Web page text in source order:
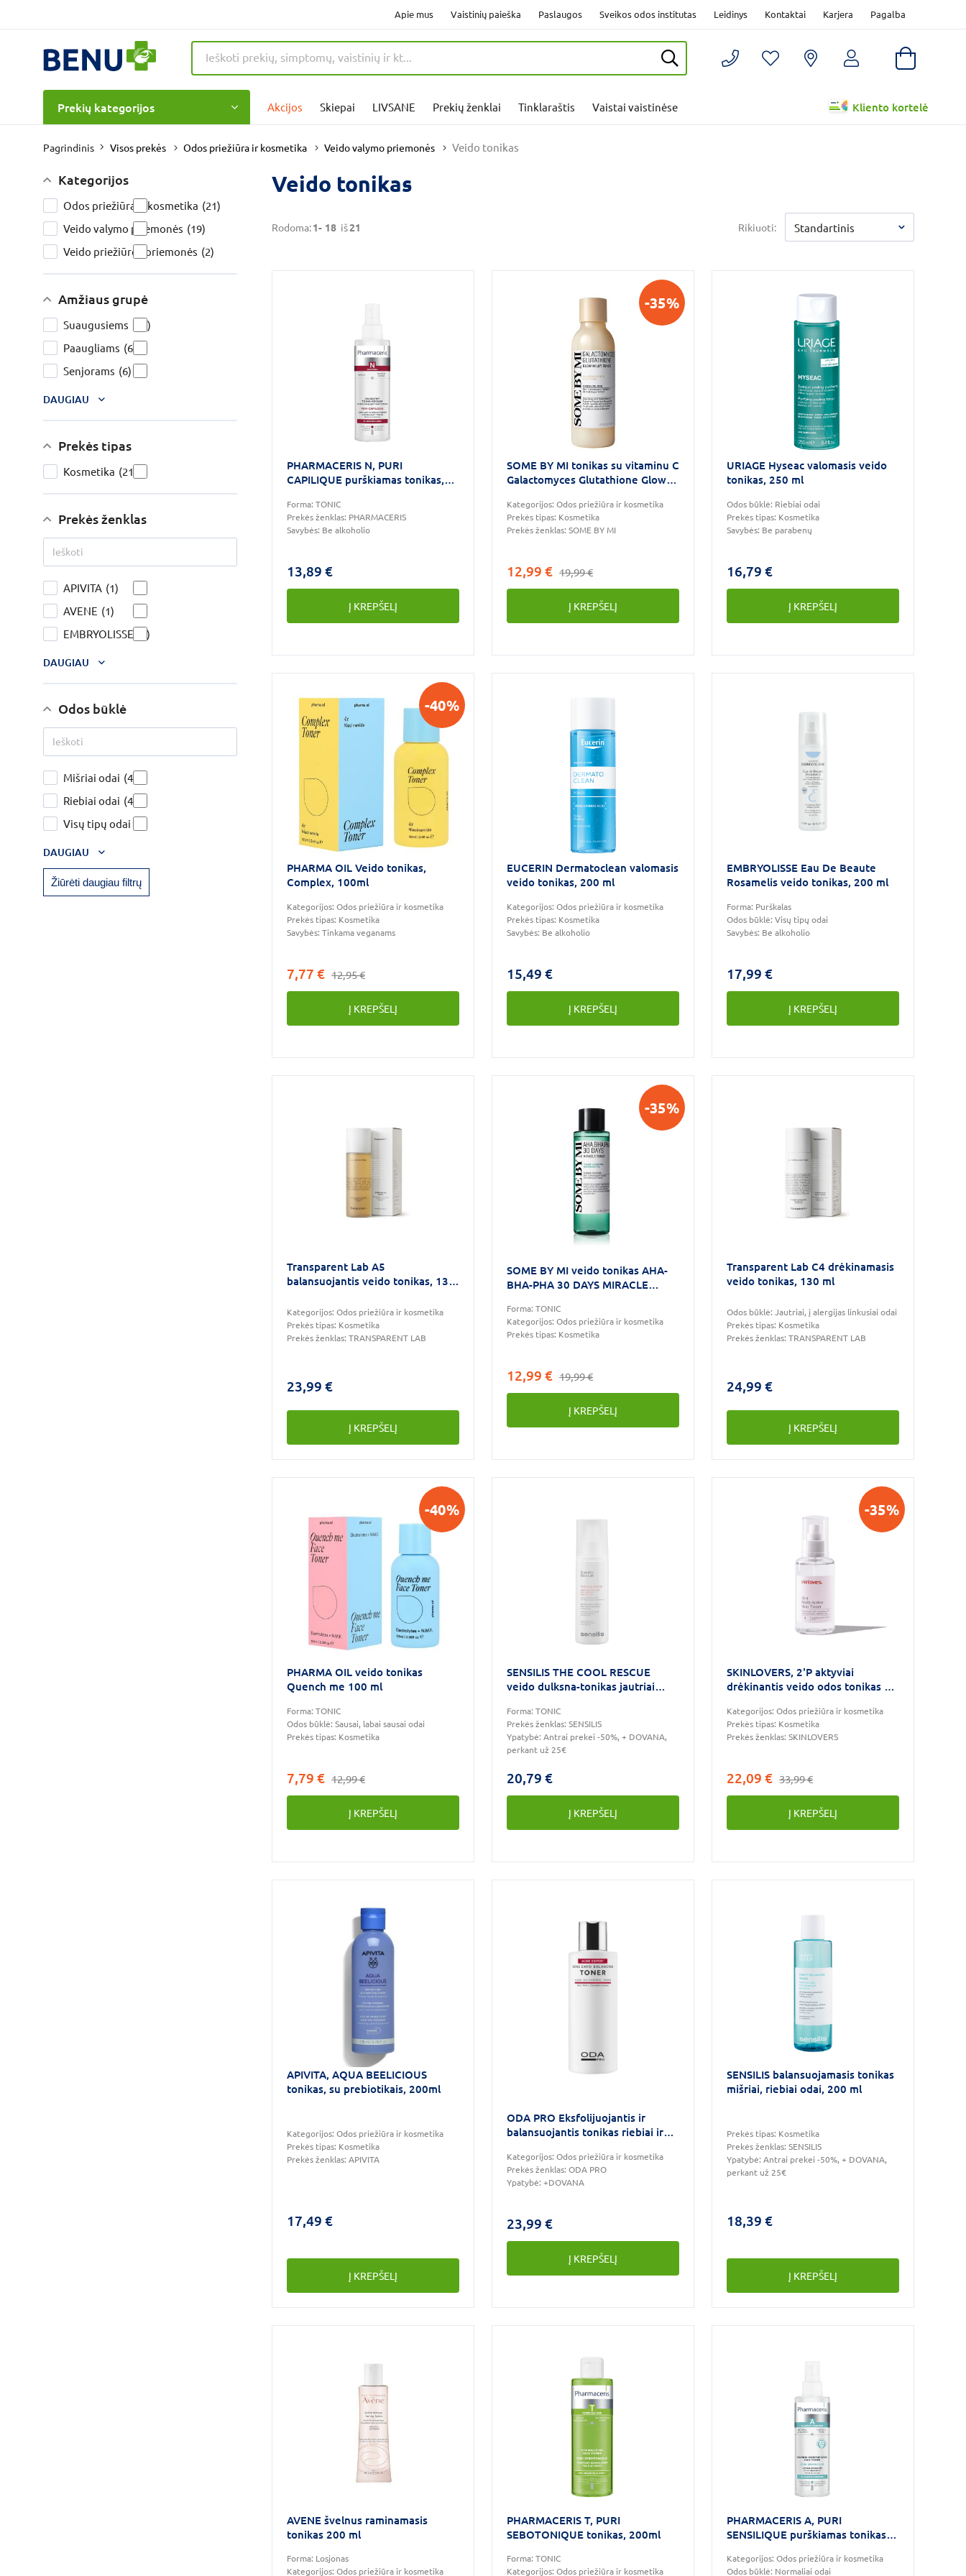
Apie mus Vaistinių paieška Paslaugos Sveikos odos institutas Leidinys Kontaktai Karjera Pagalba
Prekių kategorijos Akcijos Skiepai LIVSANE Prekių ženklai Tinklaraštis Vaistai vaistinėse Kliento kortelė
Pagrindinis Visos prekės Odos priežiūra ir kosmetika Veido valymo priemonės Veido tonikas
Kategorijos
Odos priežiūra ir kosmetika (21)
Veido valymo priemonės (19)
Veido priežiūros priemonės (2)
Amžiaus grupė
Suaugusiems (13)
Paaugliams (6)
Senjorams (6)
DAUGIAU
Prekės tipas
Kosmetika (21)
Prekės ženklas
APIVITA (1)
AVENE (1)
EMBRYOLISSE
(1)
DAUGIAU
Odos būklė
Mišriai odai (4)
Riebiai odai (4)
Visų tipų odai
DAUGIAU
Žiūrėti daugiau filtrų
Veido tonikas
Rodoma:1- 18 iš21 Rikiuoti: Standartinis
PHARMACERIS N, PURI
CAPILIQUE purškiamas tonikas,
Forma: TONIC
Prekės ženklas: PHARMACERIS
Savybės: Be alkoholio
13,89 €
Į KREPŠELĮ
-35%
SOME BY MI tonikas su vitaminu C
Galactomyces Glutathione Glow
Kategorijos: Odos priežiūra ir kosmetika
Prekės tipas: Kosmetika
Prekės ženklas: SOME BY MI
12,99 € 19,99 €
Į KREPŠELĮ
URIAGE Hyseac valomasis veido
tonikas, 250 ml
Odos būklė: Riebiai odai
Prekės tipas: Kosmetika
Savybės: Be parabenų
16,79 €
Į KREPŠELĮ
-40%
PHARMA OIL Veido tonikas,
Complex, 100ml
Kategorijos: Odos priežiūra ir kosmetika
Prekės tipas: Kosmetika
Savybės: Tinkama veganams
7,77 € 12,95 €
Į KREPŠELĮ
EUCERIN Dermatoclean valomasis
veido tonikas, 200 ml
Kategorijos: Odos priežiūra ir kosmetika
Prekės tipas: Kosmetika
Savybės: Be alkoholio
15,49 €
Į KREPŠELĮ
EMBRYOLISSE Eau De Beaute
Rosamelis veido tonikas, 200 ml
Forma: Purškalas
Odos būklė: Visų tipų odai
Savybės: Be alkoholio
17,99 €
Į KREPŠELĮ
Transparent Lab A5
balansuojantis veido tonikas, 130
Kategorijos: Odos priežiūra ir kosmetika
Prekės tipas: Kosmetika
Prekės ženklas: TRANSPARENT LAB
23,99 €
Į KREPŠELĮ
-35%
SOME BY MI veido tonikas AHA-
BHA-PHA 30 DAYS MIRACLE
Forma: TONIC
Kategorijos: Odos priežiūra ir kosmetika
Prekės tipas: Kosmetika
12,99 € 19,99 €
Į KREPŠELĮ
Transparent Lab C4 drėkinamasis
veido tonikas, 130 ml
Odos būklė: Jautriai, į alergijas linkusiai odai
Prekės tipas: Kosmetika
Prekės ženklas: TRANSPARENT LAB
24,99 €
Į KREPŠELĮ
-40%
PHARMA OIL veido tonikas
Quench me 100 ml
Forma: TONIC
Odos būklė: Sausai, labai sausai odai
Prekės tipas: Kosmetika
7,79 € 12,99 €
Į KREPŠELĮ
SENSILIS THE COOL RESCUE
veido dulksna-tonikas jautriai
Forma: TONIC
Prekės ženklas: SENSILIS
Ypatybė: Antrai prekei -50%, + DOVANA,
perkant už 25€
20,79 €
Į KREPŠELĮ
-35%
SKINLOVERS, 2'P aktyviai
drėkinantis veido odos tonikas su
Kategorijos: Odos priežiūra ir kosmetika
Prekės tipas: Kosmetika
Prekės ženklas: SKINLOVERS
22,09 € 33,99 €
Į KREPŠELĮ
APIVITA, AQUA BEELICIOUS
tonikas, su prebiotikais, 200ml
Kategorijos: Odos priežiūra ir kosmetika
Prekės tipas: Kosmetika
Prekės ženklas: APIVITA
17,49 €
Į KREPŠELĮ
ODA PRO Eksfolijuojantis ir
balansuojantis tonikas riebiai ir
Kategorijos: Odos priežiūra ir kosmetika
Prekės ženklas: ODA PRO
Ypatybė: +DOVANA
23,99 €
Į KREPŠELĮ
SENSILIS balansuojamasis tonikas
mišriai, riebiai odai, 200 ml
Prekės tipas: Kosmetika
Prekės ženklas: SENSILIS
Ypatybė: Antrai prekei -50%, + DOVANA,
perkant už 25€
18,39 €
Į KREPŠELĮ
AVENE švelnus raminamasis
tonikas 200 ml
Forma: Losjonas
Kategorijos: Odos priežiūra ir kosmetika
PHARMACERIS T, PURI
SEBOTONIQUE tonikas, 200ml
Forma: TONIC
Kategorijos: Odos priežiūra ir kosmetika
PHARMACERIS A, PURI
SENSILIQUE purškiamas tonikas,
Kategorijos: Odos priežiūra ir kosmetika
Odos būklė: Normaliai odai